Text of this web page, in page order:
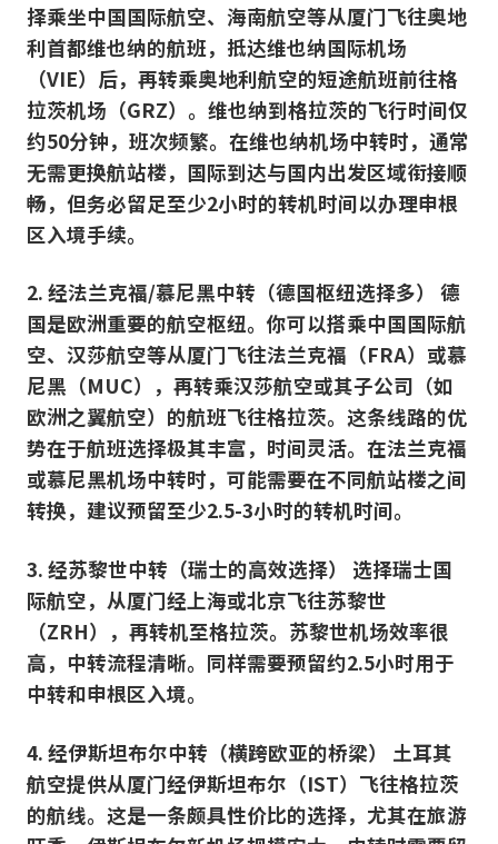
择乘坐中国国际航空、海南航空等从厦门飞往奥地
利首都维也纳的航班，抵达维也纳国际机场
（VIE）后，再转乘奥地利航空的短途航班前往格
拉茨机场（GRZ）。维也纳到格拉茨的飞行时间仅
约50分钟，班次频繁。在维也纳机场中转时，通常
无需更换航站楼，国际到达与国内出发区域衔接顺
畅，但务必留足至少2小时的转机时间以办理申根
区入境手续。
2. 经法兰克福/慕尼黑中转（德国枢纽选择多） 德
国是欧洲重要的航空枢纽。你可以搭乘中国国际航
空、汉莎航空等从厦门飞往法兰克福（FRA）或慕
尼黑（MUC），再转乘汉莎航空或其子公司（如
欧洲之翼航空）的航班飞往格拉茨。这条线路的优
势在于航班选择极其丰富，时间灵活。在法兰克福
或慕尼黑机场中转时，可能需要在不同航站楼之间
转换，建议预留至少2.5-3小时的转机时间。
3. 经苏黎世中转（瑞士的高效选择） 选择瑞士国
际航空，从厦门经上海或北京飞往苏黎世
（ZRH），再转机至格拉茨。苏黎世机场效率很
高，中转流程清晰。同样需要预留约2.5小时用于
中转和申根区入境。
4. 经伊斯坦布尔中转（横跨欧亚的桥梁） 土耳其
航空提供从厦门经伊斯坦布尔（IST）飞往格拉茨
的航线。这是一条颇具性价比的选择，尤其在旅游